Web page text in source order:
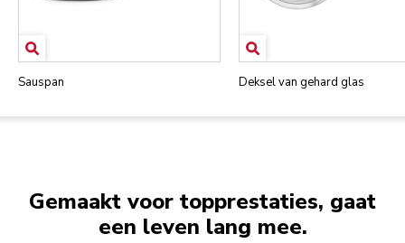
Sauspan Deksel van gehard glas
Gemaakt voor topprestaties, gaat
een leven lang mee.